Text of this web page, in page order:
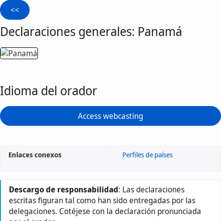
Declaraciones generales: Panamá
Idioma del orador
Access webcasting
Enlaces conexos Perfiles de países
Descargo de responsabilidad: Las declaraciones
escritas figuran tal como han sido entregadas por las
delegaciones. Cotéjese con la declaración pronunciada